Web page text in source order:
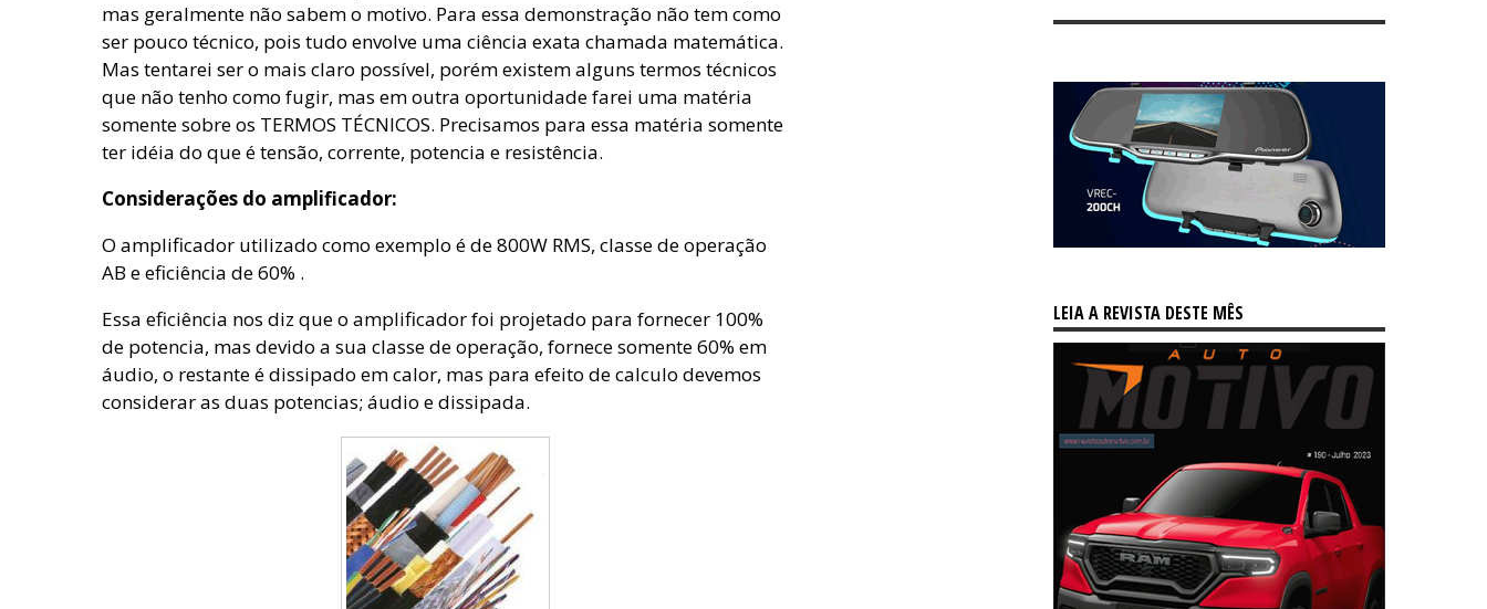
mas geralmente não sabem o motivo. Para essa demonstração não tem como
ser pouco técnico, pois tudo envolve uma ciência exata chamada matemática.
Mas tentarei ser o mais claro possível, porém existem alguns termos técnicos
que não tenho como fugir, mas em outra oportunidade farei uma matéria
somente sobre os TERMOS TÉCNICOS. Precisamos para essa matéria somente
ter idéia do que é tensão, corrente, potencia e resistência.
Considerações do amplificador:
O amplificador utilizado como exemplo é de 800W RMS, classe de operação
AB e eficiência de 60% .
Essa eficiência nos diz que o amplificador foi projetado para fornecer 100%
de potencia, mas devido a sua classe de operação, fornece somente 60% em
áudio, o restante é dissipado em calor, mas para efeito de calculo devemos
considerar as duas potencias; áudio e dissipada.
LEIA A REVISTA DESTE MÊS